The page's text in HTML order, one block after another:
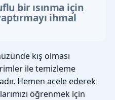
bir ısınma için
ihmal
kış olması
ile temizleme
Hemen acele ederek
öğrenmek için